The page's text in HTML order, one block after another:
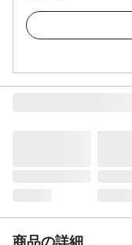
商品の詳細